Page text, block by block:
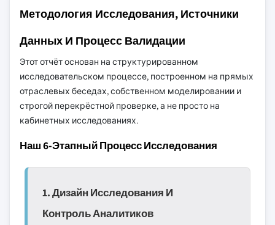
Методология Исследования, Источники
Данных И Процесс Валидации
Этот отчёт основан на структурированном
исследовательском процессе, построенном на прямых
отраслевых беседах, собственном моделировании и
строгой перекрёстной проверке, а не просто на
кабинетных исследованиях.
Наш 6-Этапный Процесс Исследования
1. Дизайн Исследования И
Контроль Аналитиков